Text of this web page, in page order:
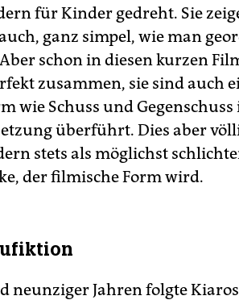
für Kinder gedreht. Sie
ganz simpel, wie man
schon in diesen kurzen
zusammen, sie sind auch
wie Schuss und
überführt. Dies aber
stets als möglichst
der filmische Form wird.
neunziger Jahren folgte